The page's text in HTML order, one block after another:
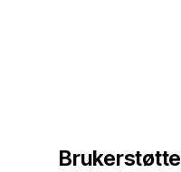
Brukerstøtte